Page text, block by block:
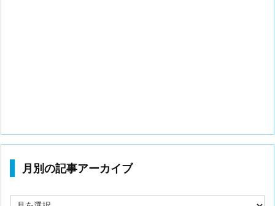
月別の記事アーカイブ